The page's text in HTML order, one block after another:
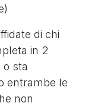
di chi
in 2
o sta
entrambe le
non